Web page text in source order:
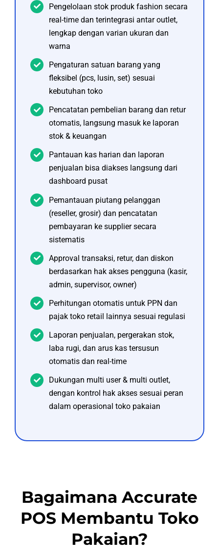
Pengelolaan stok produk fashion secara
real-time dan terintegrasi antar outlet,
lengkap dengan varian ukuran dan
warna
Pengaturan satuan barang yang
fleksibel (pcs, lusin, set) sesuai
kebutuhan toko
Pencatatan pembelian barang dan retur
otomatis, langsung masuk ke laporan
stok & keuangan
Pantauan kas harian dan laporan
penjualan bisa diakses langsung dari
dashboard pusat
Pemantauan piutang pelanggan
(reseller, grosir) dan pencatatan
pembayaran ke supplier secara
sistematis
Approval transaksi, retur, dan diskon
berdasarkan hak akses pengguna (kasir,
admin, supervisor, owner)
Perhitungan otomatis untuk PPN dan
pajak toko retail lainnya sesuai regulasi
Laporan penjualan, pergerakan stok,
laba rugi, dan arus kas tersusun
otomatis dan real-time
Dukungan multi user & multi outlet,
dengan kontrol hak akses sesuai peran
dalam operasional toko pakaian
Bagaimana Accurate
POS Membantu Toko
Pakaian?